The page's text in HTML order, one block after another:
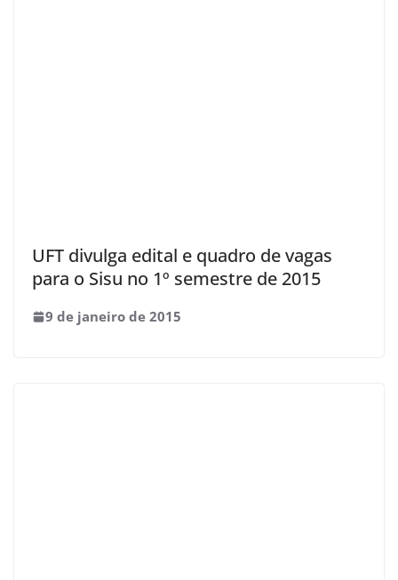
UFT divulga edital e quadro de vagas
para o Sisu no 1º semestre de 2015
9 de janeiro de 2015